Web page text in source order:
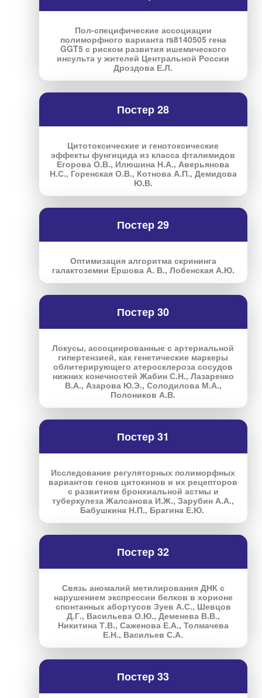
Пол-специфические ассоциации
полиморфного варианта rs8140505 гена
GGT5 с риском развития ишемического
инсульта у жителей Центральной России
Дроздова Е.Л.
Постер 28
Цитотоксические и генотоксические
эффекты фунгицида из класса фталимидов
Егорова О.В., Илюшина Н.А., Аверьянова
Н.С., Горенская О.В., Котнова А.П., Демидова
Ю.В.
Постер 29
Оптимизация алгоритма скрининга
галактоземии Ершова А. В., Лобенская А.Ю.
Постер 30
Локусы, ассоциированные с артериальной
гипертензией, как генетические маркеры
облитерирующего атеросклероза сосудов
нижних конечностей Жабин С.Н., Лазаренко
В.А., Азарова Ю.Э., Солодилова М.А.,
Полоников А.В.
Постер 31
Исследование регуляторных полиморфных
вариантов генов цитокинов и их рецепторов
с развитием бронхиальной астмы и
туберкулеза Жалсанова И.Ж., Зарубин А.А.,
Бабушкина Н.П., Брагина Е.Ю.
Постер 32
Связь аномалий метилирования ДНК с
нарушением экспрессии белков в хорионе
спонтанных абортусов Зуев А.С., Шевцов
Д.Г., Васильева О.Ю., Деменева В.В.,
Никитина Т.В., Саженова Е.А., Толмачева
Е.Н., Васильев С.А.
Постер 33